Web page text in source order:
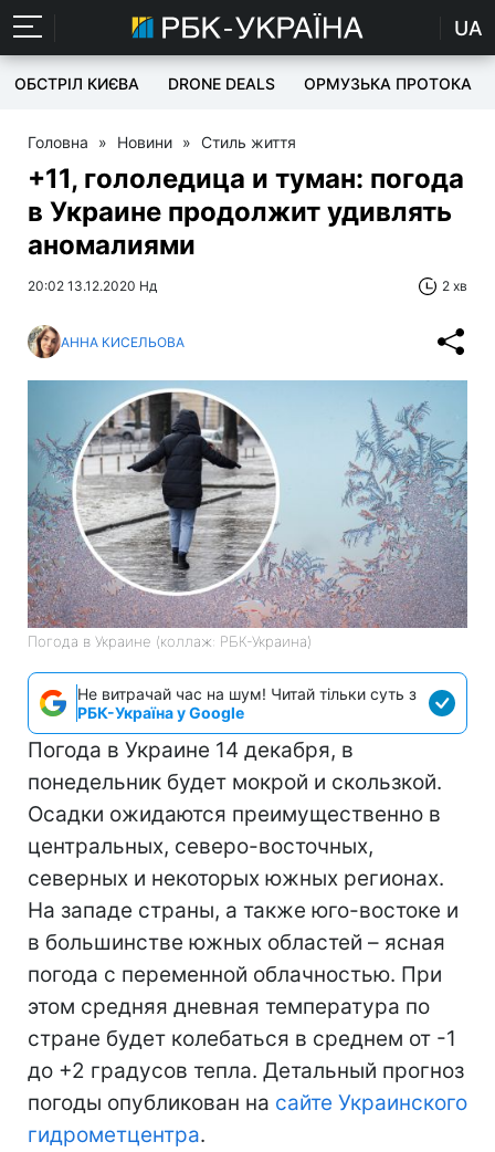
UA
ОБСТРІЛ КИЄВА DRONE DEALS ОРМУЗЬКА ПРОТОКА
Головна » Новини » Стиль життя
+11, гололедица и туман: погода
в Украине продолжит удивлять
аномалиями
20:02 13.12.2020 Нд 2 хв
АННА КИСЕЛЬОВА
Погода в Украине (коллаж: РБК-Украина)
Не витрачай час на шум! Читай тільки суть з
РБК-Україна у Google
Погода в Украине 14 декабря, в
понедельник будет мокрой и скользкой.
Осадки ожидаются преимущественно в
центральных, северо-восточных,
северных и некоторых южных регионах.
На западе страны, а также юго-востоке и
в большинстве южных областей – ясная
погода с переменной облачностью. При
этом средняя дневная температура по
стране будет колебаться в среднем от -1
до +2 градусов тепла. Детальный прогноз
погоды опубликован на сайте Украинского
гидрометцентра.